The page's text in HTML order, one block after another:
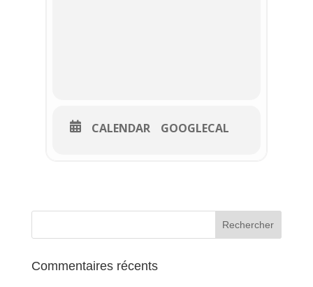
CALENDAR GOOGLECAL
Commentaires récents